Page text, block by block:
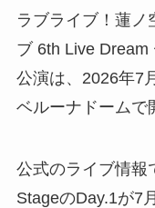
ラブライブ！蓮ノ
ブ 6th Live Dream
公演は、2026年7
ベルーナドームで
公式のライブ情報
StageのDay.1が7